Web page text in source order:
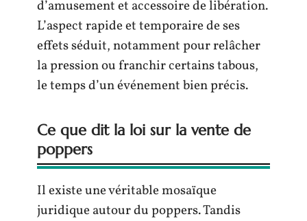
d’amusement et accessoire de libération.
L’aspect rapide et temporaire de ses
effets séduit, notamment pour relâcher
la pression ou franchir certains tabous,
le temps d’un événement bien précis.
Ce que dit la loi sur la vente de
poppers
Il existe une véritable mosaïque
juridique autour du poppers. Tandis